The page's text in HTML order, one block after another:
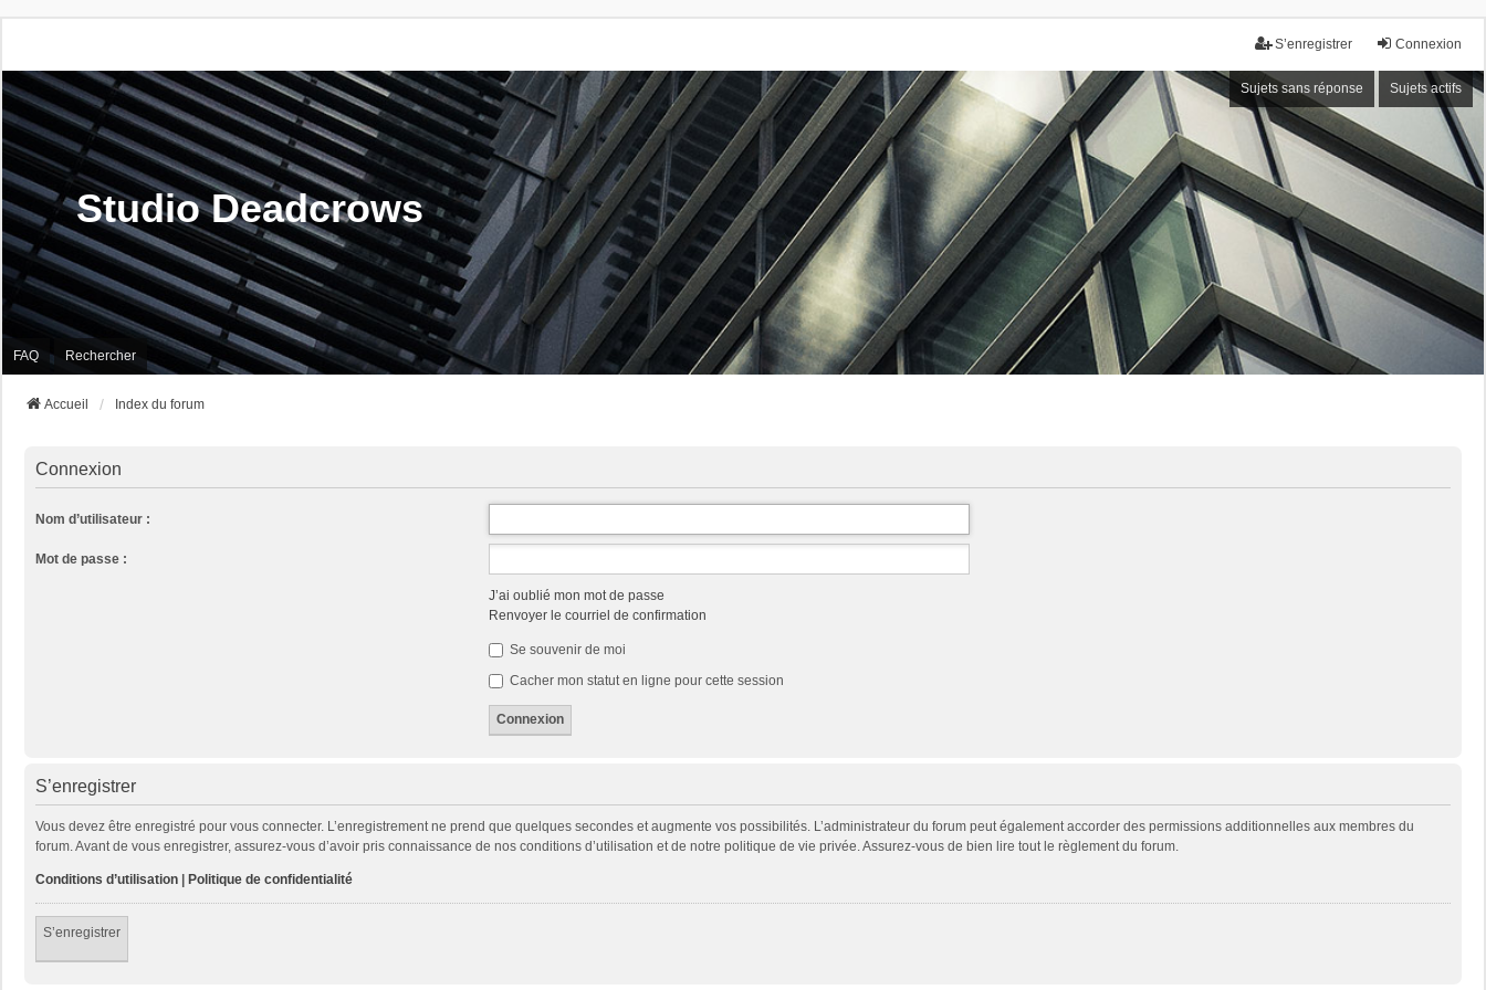
Connexion
S’enregistrer
Sujets sans réponse Sujets actifs
Studio Deadcrows
FAQ Rechercher
Accueil Index du forum
Connexion
Nom d’utilisateur :
Mot de passe :
J’ai oublié mon mot de passe
Renvoyer le courriel de confirmation
Se souvenir de moi
Cacher mon statut en ligne pour cette session
S’enregistrer
Vous devez être enregistré pour vous connecter. L’enregistrement ne prend que quelques secondes et augmente vos possibilités. L’administrateur du forum peut également accorder des permissions additionnelles aux membres du
forum. Avant de vous enregistrer, assurez-vous d’avoir pris connaissance de nos conditions d’utilisation et de notre politique de vie privée. Assurez-vous de bien lire tout le règlement du forum.
Conditions d’utilisation | Politique de confidentialité
S’enregistrer